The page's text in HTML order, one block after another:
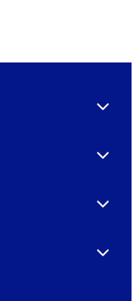
Expand
Expand
Expand
Expand